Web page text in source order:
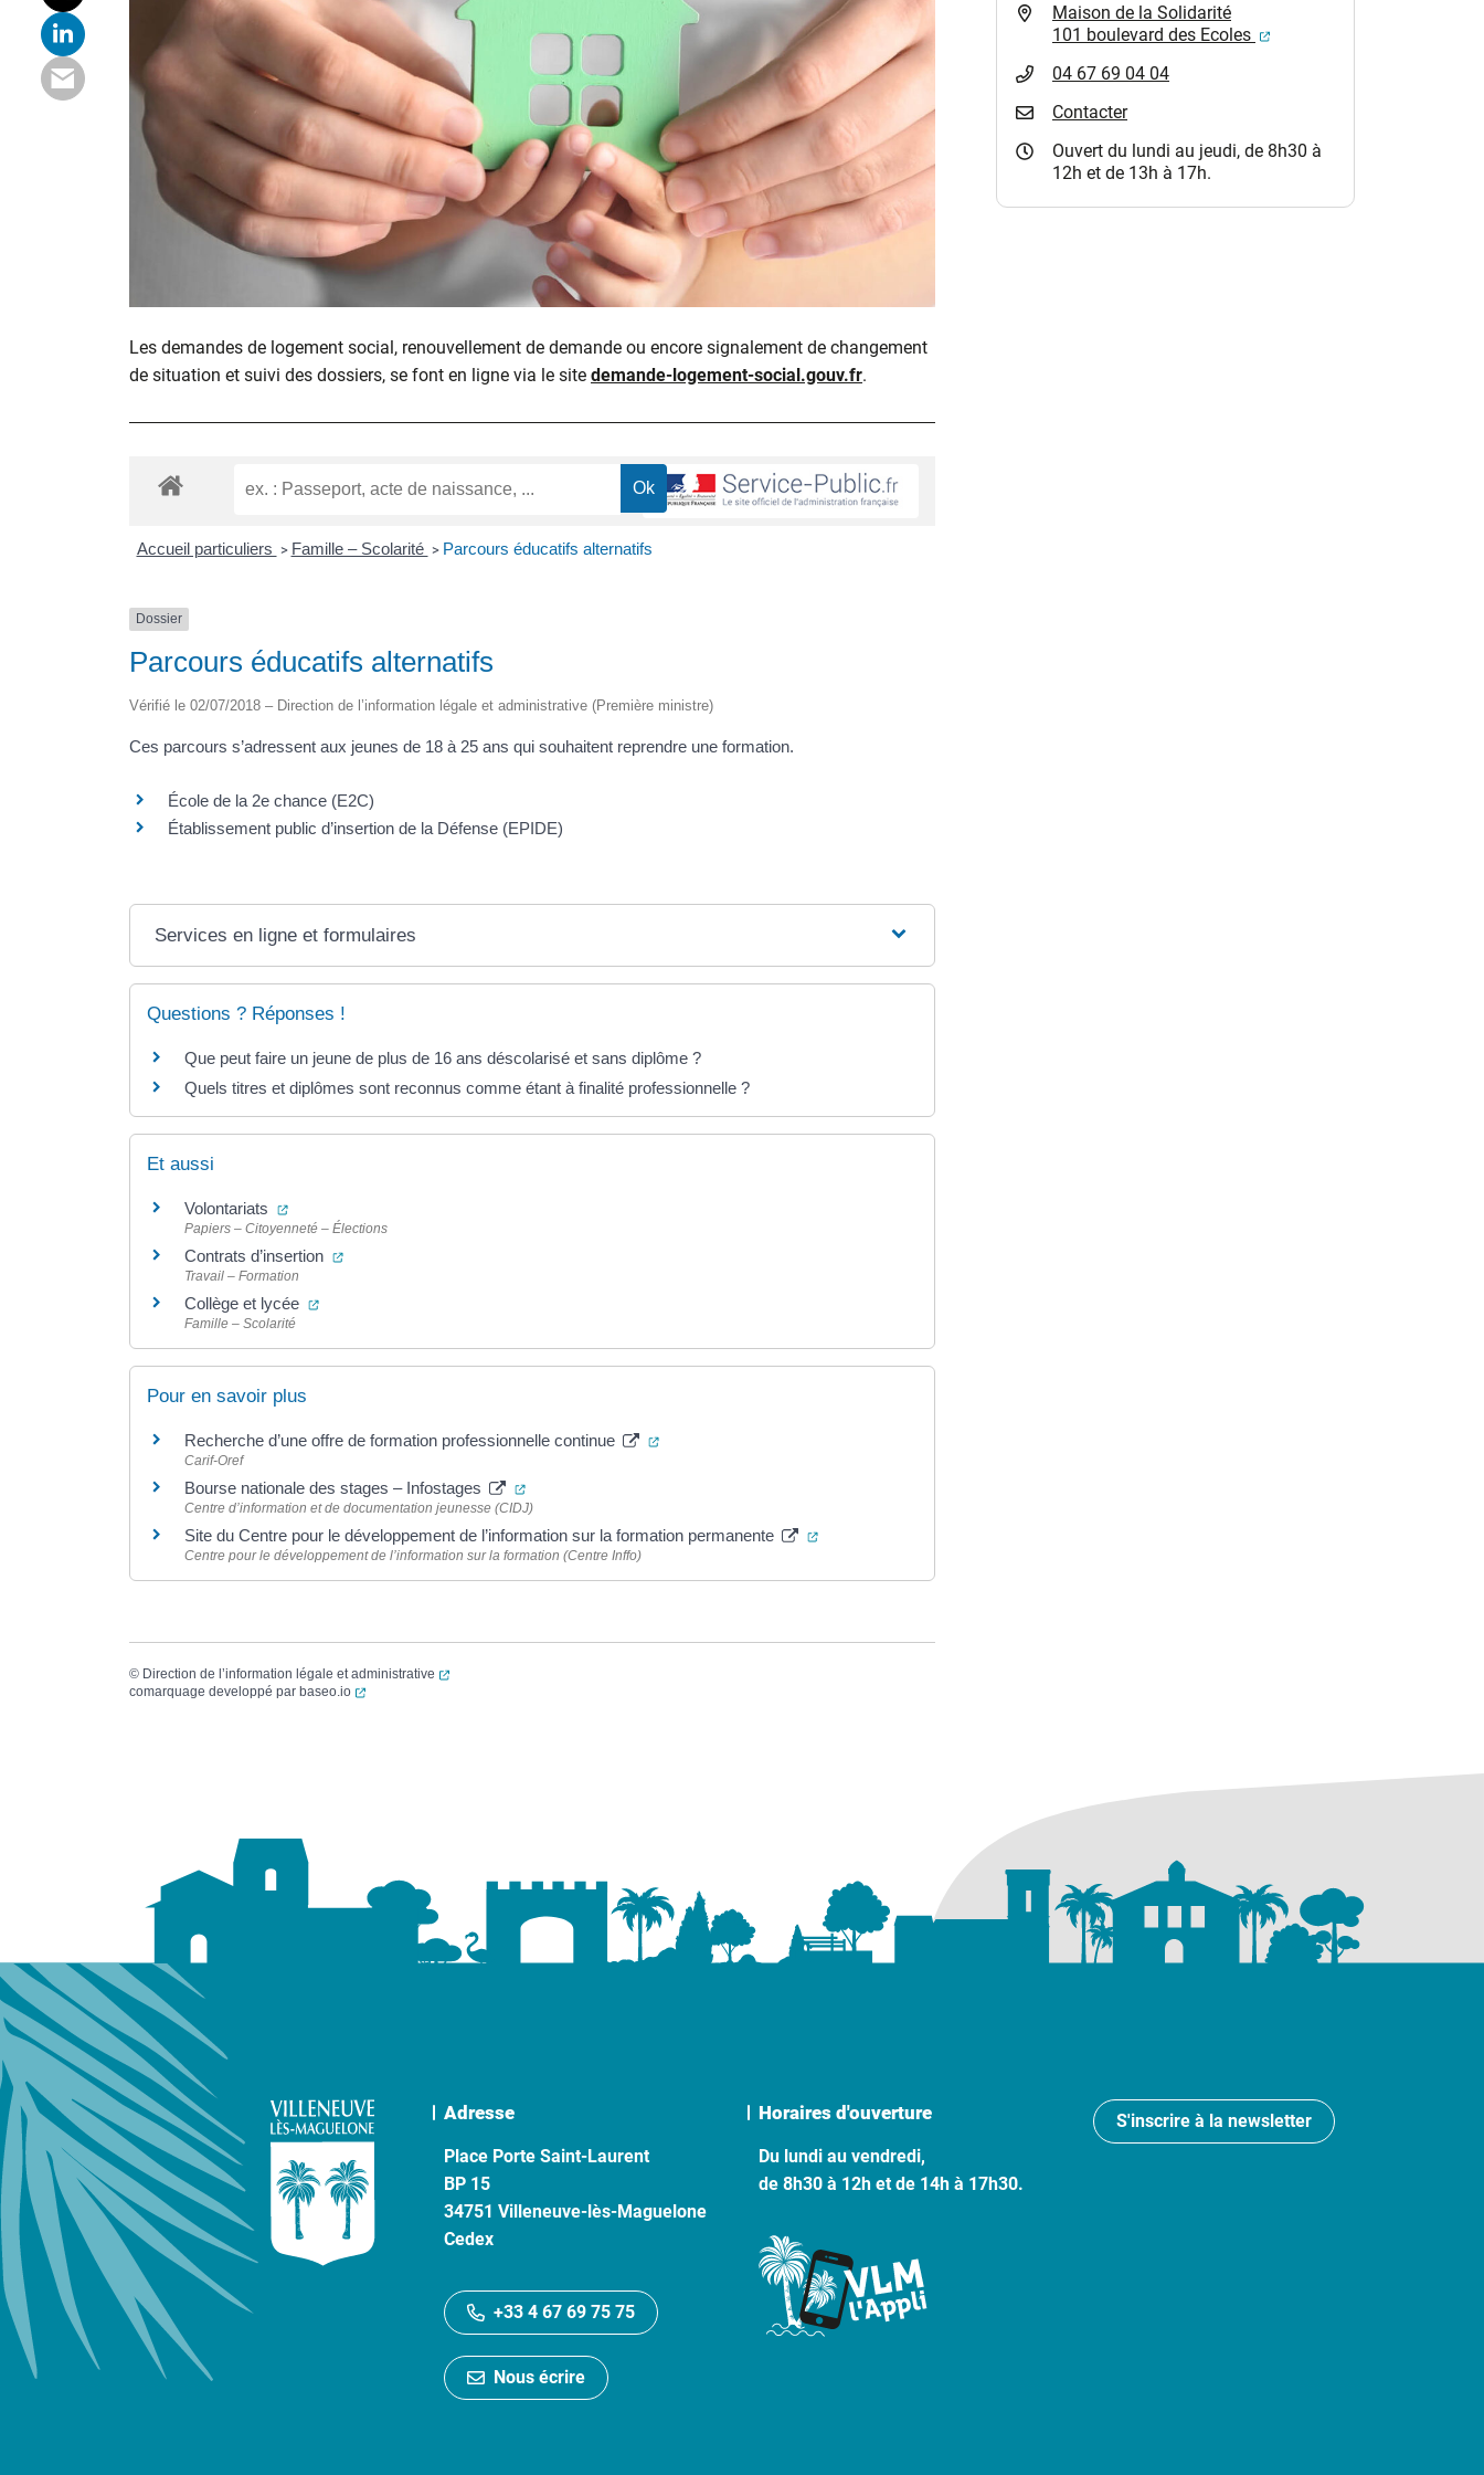
Les demandes de logement social, renouvellement de demande ou encore signalement de changement
de situation et suivi des dossiers, se font en ligne via le site demande-logement-social.gouv.fr.
Accueil particuliers > Famille – Scolarité > Parcours éducatifs alternatifs
Dossier
Parcours éducatifs alternatifs
Vérifié le 02/07/2018 – Direction de l’information légale et administrative (Première ministre)
Ces parcours s’adressent aux jeunes de 18 à 25 ans qui souhaitent reprendre une formation.
École de la 2e chance (E2C)
Établissement public d’insertion de la Défense (EPIDE)
Services en ligne et formulaires
Questions ? Réponses !
Que peut faire un jeune de plus de 16 ans déscolarisé et sans diplôme ?
Quels titres et diplômes sont reconnus comme étant à finalité professionnelle ?
Et aussi
Volontariats (ouverture dans un nouvel onglet)
Papiers – Citoyenneté – Élections
Contrats d’insertion (ouverture dans un nouvel onglet)
Travail – Formation
Collège et lycée (ouverture dans un nouvel onglet)
Famille – Scolarité
Pour en savoir plus
Recherche d’une offre de formation professionnelle continue (ouverture dans un nouvel onglet)
Carif-Oref
Bourse nationale des stages – Infostages (ouverture dans un nouvel onglet)
Centre d’information et de documentation jeunesse (CIDJ)
Site du Centre pour le développement de l’information sur la formation permanente (ouverture dans un nouvel onglet)
Centre pour le développement de l’information sur la formation (Centre Inffo)
© Direction de l’information légale et administrative
(ouverture dans un nouvel onglet)
comarquage developpé par baseo.io (ouverture dans un nouvel onglet)
Maison de la Solidarité
101 boulevard des Ecoles
(ouverture dans un nouvel
04 67 69 04 04
Contacter
Ouvert du lundi au jeudi, de 8h30 à
12h et de 13h à 17h.
Adresse
Place Porte Saint-Laurent
BP 15
34751 Villeneuve-lès-Maguelone
Cedex
+33 4 67 69 75 75
Nous écrire
Horaires d'ouverture
Du lundi au vendredi,
de 8h30 à 12h et de 14h à 17h30.
S'inscrire à la newsletter